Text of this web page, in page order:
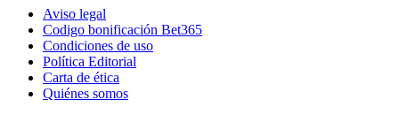
Aviso legal
Codigo bonificación Bet365
Condiciones de uso
Política Editorial
Carta de ética
Quiénes somos